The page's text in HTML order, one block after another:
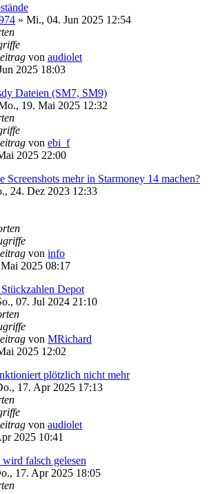
» Mi., 04. Jun 2025 12:54
von audiolet
2025 18:03
Dateien (SM7, SM9)
19. Mai 2025 12:32
von ebi_f
2025 22:00
Screenshots mehr in Starmoney 14 machen?
24. Dez 2023 12:33
von info
2025 08:17
Depot
07. Jul 2024 21:10
von MRichard
2025 12:02
plötzlich nicht mehr
17. Apr 2025 17:13
von audiolet
2025 10:41
falsch gelesen
17. Apr 2025 18:05